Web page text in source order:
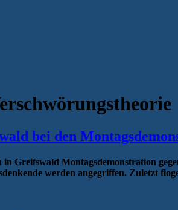
bei den
Greifswald Montagsdemonstration
werden angegriffen. Zuletzt